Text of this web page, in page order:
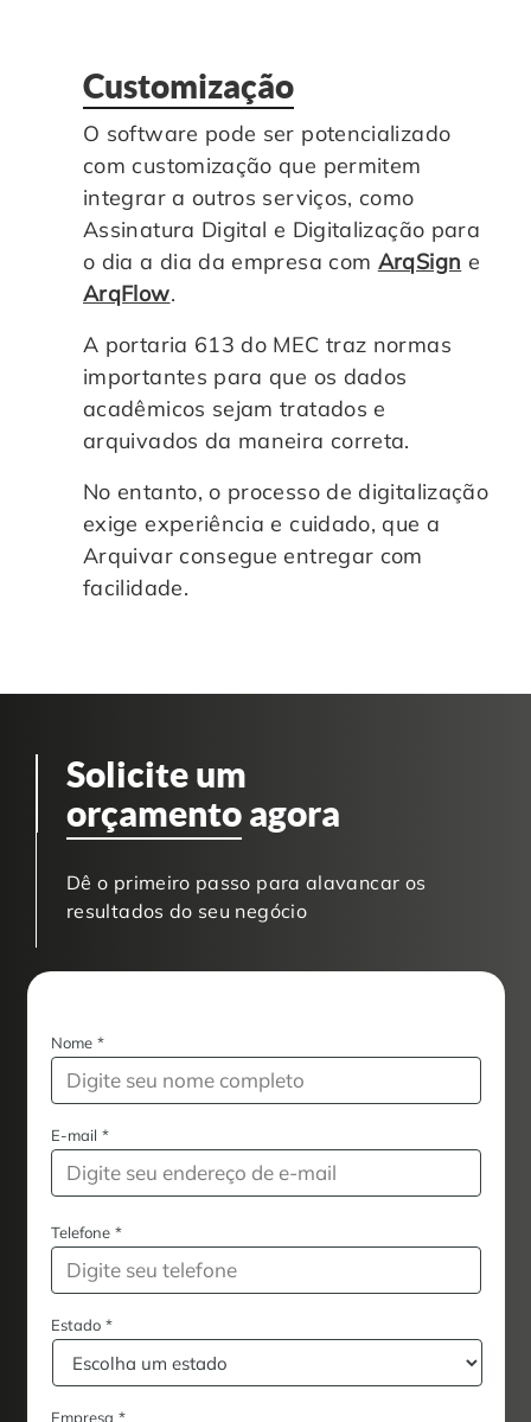
Customização
O software pode ser potencializado
com customização que permitem
integrar a outros serviços, como
Assinatura Digital e Digitalização para
o dia a dia da empresa com ArqSign e
ArqFlow.
A portaria 613 do MEC traz normas
importantes para que os dados
acadêmicos sejam tratados e
arquivados da maneira correta.
No entanto, o processo de digitalização
exige experiência e cuidado, que a
Arquivar consegue entregar com
facilidade.
Solicite um
orçamento agora
Dê o primeiro passo para alavancar os
resultados do seu negócio
Nome *
E-mail *
Telefone *
Estado *
Empresa *